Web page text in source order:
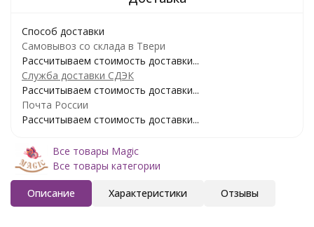
Способ доставки
Самовывоз со склада в Твери
Рассчитываем стоимость доставки...
Служба доставки СДЭК
Рассчитываем стоимость доставки...
Почта России
Рассчитываем стоимость доставки...
Все товары Magic
Все товары категории
Описание Характеристики Отзывы